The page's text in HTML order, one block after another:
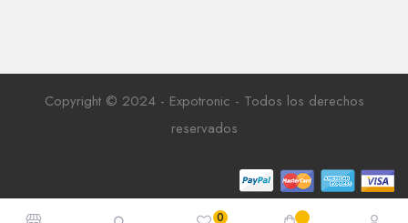
Copyright © 2024 - Expotronic - Todos los derechos
reservados